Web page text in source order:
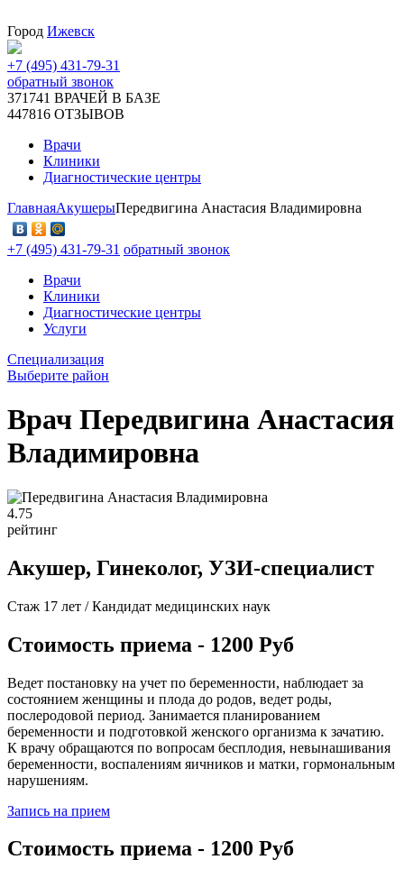
Город Ижевск
+7 (495) 431-79-31
обратный звонок
371741 ВРАЧЕЙ В БАЗЕ
447816 ОТЗЫВОВ
Врачи
Клиники
Диагностические центры
ГлавнаяАкушерыПередвигина Анастасия Владимировна
+7 (495) 431-79-31 обратный звонок
Врачи
Клиники
Диагностические центры
Услуги
Специализация
Выберите район
Врач Передвигина Анастасия
Владимировна
4.75
рейтинг
Акушер, Гинеколог, УЗИ-специалист
Стаж 17 лет / Кандидат медицинских наук
Стоимость приема - 1200 Руб
Ведет постановку на учет по беременности, наблюдает за
состоянием женщины и плода до родов, ведет роды,
послеродовой период. Занимается планированием
беременности и подготовкой женского организма к зачатию.
К врачу обращаются по вопросам бесплодия, невынашивания
беременности, воспалениям яичников и матки, гормональным
нарушениям.
Запись на прием
Стоимость приема - 1200 Руб